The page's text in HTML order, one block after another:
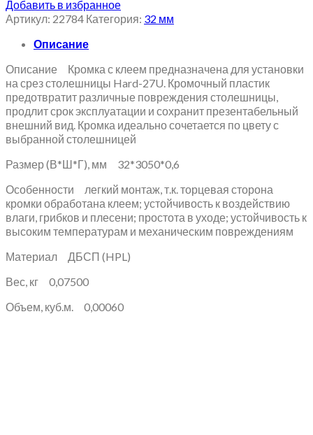
Добавить в избранное
Артикул: 22784 Категория: 32 мм
Описание
Описание Кромка с клеем предназначена для установки
на срез столешницы Hard-27U. Кромочный пластик
предотвратит различные повреждения столешницы,
продлит срок эксплуатации и сохранит презентабельный
внешний вид. Кромка идеально сочетается по цвету с
выбранной столешницей
Размер (В*Ш*Г), мм 32*3050*0,6
Особенности легкий монтаж, т.к. торцевая сторона
кромки обработана клеем; устойчивость к воздействию
влаги, грибков и плесени; простота в уходе; устойчивость к
высоким температурам и механическим повреждениям
Материал ДБСП (HPL)
Вес, кг 0,07500
Объем, куб.м. 0,00060